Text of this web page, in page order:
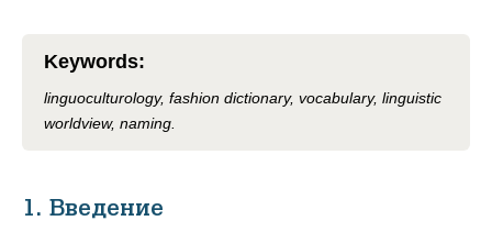
Keywords:
linguoculturology, fashion dictionary, vocabulary, linguistic
worldview, naming.
1. Введение